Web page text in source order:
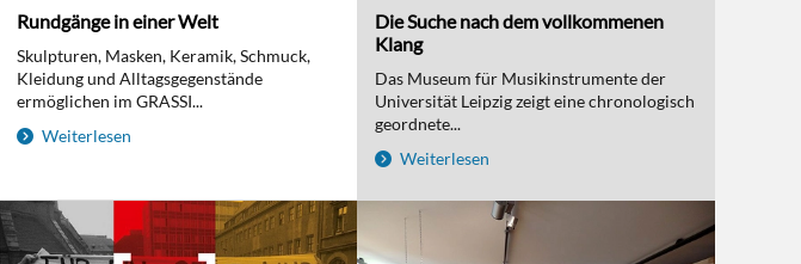
Rundgänge in einer Welt
Skulpturen, Masken, Keramik, Schmuck,
Kleidung und Alltagsgegenstände
ermöglichen im GRASSI...
Weiterlesen
Die Suche nach dem vollkommenen
Klang
Das Museum für Musikinstrumente der
Universität Leipzig zeigt eine chronologisch
geordnete...
Weiterlesen